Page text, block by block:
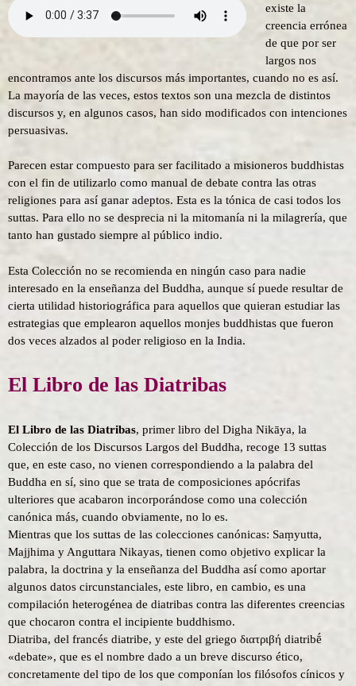
existe la
creencia errónea
de que por ser
largos nos
encontramos ante los discursos más importantes, cuando no es así.
La mayoría de las veces, estos textos son una mezcla de distintos
discursos y, en algunos casos, han sido modificados con intenciones
persuasivas.
Parecen estar compuesto para ser facilitado a misioneros buddhistas
con el fin de utilizarlo como manual de debate contra las otras
religiones para así ganar adeptos. Esta es la tónica de casi todos los
suttas. Para ello no se desprecia ni la mitomanía ni la milagrería, que
tanto han gustado siempre al público indio.
Esta Colección no se recomienda en ningún caso para nadie
interesado en la enseñanza del Buddha, aunque sí puede resultar de
cierta utilidad historiográfica para aquellos que quieran estudiar las
estrategias que emplearon aquellos monjes buddhistas que fueron
dos veces alzados al poder religioso en la India.
El Libro de las Diatribas
El Libro de las Diatribas, primer libro del Digha Nikāya, la
Colección de los Discursos Largos del Buddha, recoge 13 suttas
que, en este caso, no vienen correspondiendo a la palabra del
Buddha en sí, sino que se trata de composiciones apócrifas
ulteriores que acabaron incorporándose como una colección
canónica más, cuando obviamente, no lo es.
Mientras que los suttas de las colecciones canónicas: Saṃyutta,
Majjhima y Anguttara Nikayas, tienen como objetivo explicar la
palabra, la doctrina y la enseñanza del Buddha así como aportar
algunos datos circunstanciales, este libro, en cambio, es una
compilación heterogénea de diatribas contra las diferentes creencias
que chocaron contra el incipiente buddhismo.
Diatriba, del francés diatribe, y este del griego διατριβή diatribḗ
«debate», que es el nombre dado a un breve discurso ético,
concretamente del tipo de los que componían los filósofos cínicos y